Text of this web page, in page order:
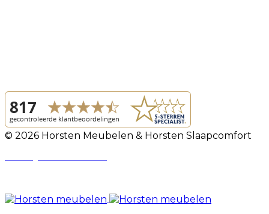
© 2026 Horsten Meubelen & Horsten Slaapcomfort